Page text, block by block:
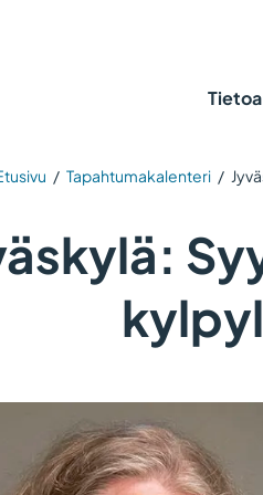
/ Tapahtumakalenteri /